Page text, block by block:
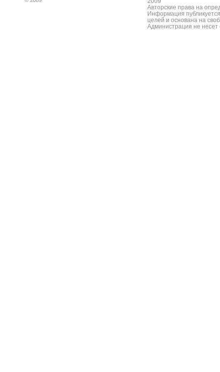
Авторские права на
Информация
целей и основана на
Администрация не несет